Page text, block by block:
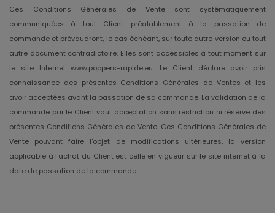
Ces Conditions Générales de Vente sont systématiquement
communiquées à tout Client préalablement à la passation de
commande et prévaudront, le cas échéant, sur toute autre version ou tout
autre document contradictoire. Elles sont accessibles à tout moment sur
le site Internet www.poppers-rapide.eu. Le Client déclare avoir pris
connaissance des présentes Conditions Générales de Ventes et les
avoir acceptées avant la passation de sa commande. La validation de la
commande par le Client vaut acceptation sans restriction ni réserve des
présentes Conditions Générales de Vente. Ces Conditions Générales de
Vente pouvant faire l'objet de modifications ultérieures, la version
applicable à l'achat du Client est celle en vigueur sur le site internet à la
date de passation de la commande.